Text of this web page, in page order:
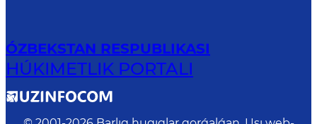
ÓZBEKSTAN RESPUBLIKASI
HÚKIMETLIK PORTALI